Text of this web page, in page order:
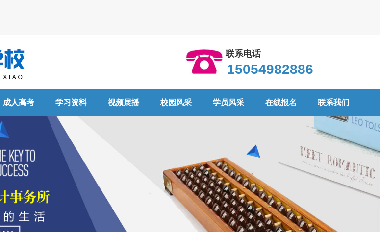
联系电话
15054982886
成人高考 学习资料 视频展播 校园风采 学员风采 在线报名 联系我们